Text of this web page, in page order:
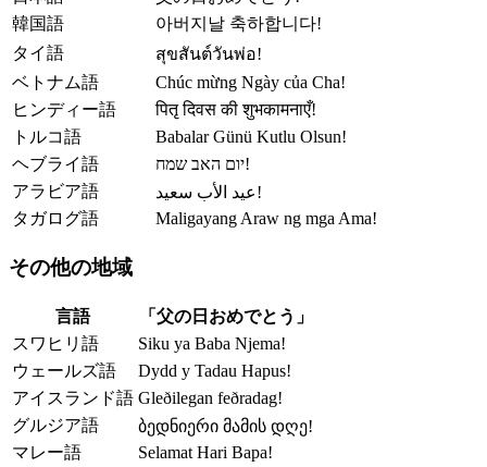
韓国語
아버지날 축하합니다!
タイ語
สุขสันต์วันพ่อ!
ベトナム語
Chúc mừng Ngày của Cha!
ヒンディー語
पितृ दिवस की शुभकामनाएँ!
トルコ語
Babalar Günü Kutlu Olsun!
ヘブライ語
יום האב שמח!
アラビア語
عيد الأب سعيد!
タガログ語
Maligayang Araw ng mga Ama!
その他の地域
言語
「父の日おめでとう」
スワヒリ語
Siku ya Baba Njema!
ウェールズ語
Dydd y Tadau Hapus!
アイスランド語 Gleðilegan feðradag!
グルジア語
ბედნიერი მამის დღე!
マレー語
Selamat Hari Bapa!